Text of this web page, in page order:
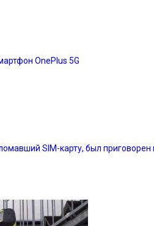
OnePlus 5G
SIM-карту, был